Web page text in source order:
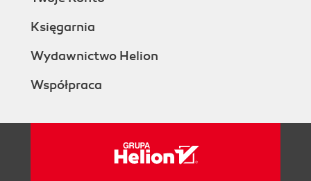
Księgarnia
Wydawnictwo Helion
Współpraca